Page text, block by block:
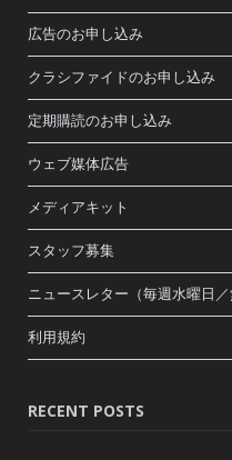
広告のお申し込み
クラシファイドのお申し込み
定期購読のお申し込み
ウェブ媒体広告
メディアキット
スタッフ募集
ニュースレター（毎週水曜日／
利用規約
RECENT POSTS